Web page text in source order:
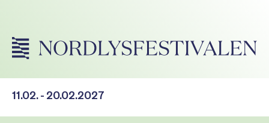
11.02. - 20.02.2027